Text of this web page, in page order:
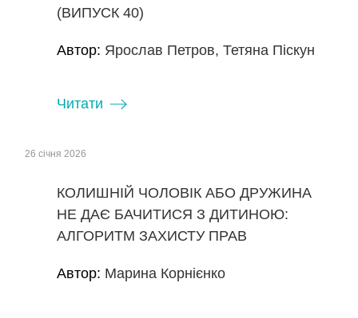
(ВИПУСК 40)
Автор: Ярослав Петров, Тетяна Піскун
Читати
26 січня 2026
КОЛИШНІЙ ЧОЛОВІК АБО ДРУЖИНА
НЕ ДАЄ БАЧИТИСЯ З ДИТИНОЮ:
АЛГОРИТМ ЗАХИСТУ ПРАВ
Автор: Марина Корнієнко